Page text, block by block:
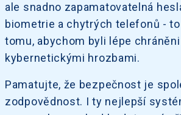
ale snadno zapamatovatelná
biometrie a chytrých telefonů -
tomu, abychom byli lépe chráněni
kybernetickými hrozbami.
Pamatujte, že bezpečnost je
zodpovědnost. I ty nejlepší